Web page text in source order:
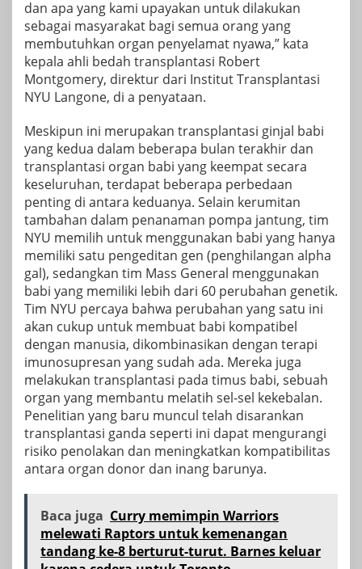
dan apa yang kami upayakan untuk dilakukan
sebagai masyarakat bagi semua orang yang
membutuhkan organ penyelamat nyawa,” kata
kepala ahli bedah transplantasi Robert
Montgomery, direktur dari Institut Transplantasi
NYU Langone, di a penyataan.
Meskipun ini merupakan transplantasi ginjal babi
yang kedua dalam beberapa bulan terakhir dan
transplantasi organ babi yang keempat secara
keseluruhan, terdapat beberapa perbedaan
penting di antara keduanya. Selain kerumitan
tambahan dalam penanaman pompa jantung, tim
NYU memilih untuk menggunakan babi yang hanya
memiliki satu pengeditan gen (penghilangan alpha
gal), sedangkan tim Mass General menggunakan
babi yang memiliki lebih dari 60 perubahan genetik.
Tim NYU percaya bahwa perubahan yang satu ini
akan cukup untuk membuat babi kompatibel
dengan manusia, dikombinasikan dengan terapi
imunosupresan yang sudah ada. Mereka juga
melakukan transplantasi pada timus babi, sebuah
organ yang membantu melatih sel-sel kekebalan.
Penelitian yang baru muncul telah disarankan
transplantasi ganda seperti ini dapat mengurangi
risiko penolakan dan meningkatkan kompatibilitas
antara organ donor dan inang barunya.
Baca juga Curry memimpin Warriors
melewati Raptors untuk kemenangan
tandang ke-8 berturut-turut. Barnes keluar